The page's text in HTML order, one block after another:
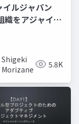
イルジャパン
織をアジャイル
要ないわけが
Shigeki
Morizane
5.8K